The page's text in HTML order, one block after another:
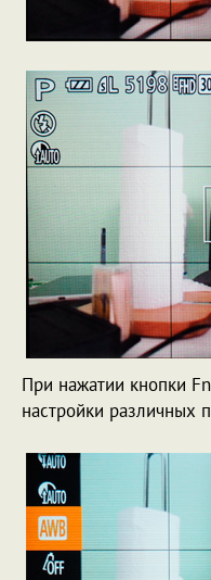
При нажатии кнопки
настройки различных